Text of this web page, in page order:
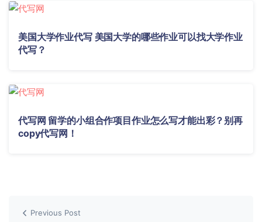
美国大学作业代写 美国大学的哪些作业可以找大学作业
代写？
代写网 留学的小组合作项目作业怎么写才能出彩？别再
copy代写网！
Previous Post